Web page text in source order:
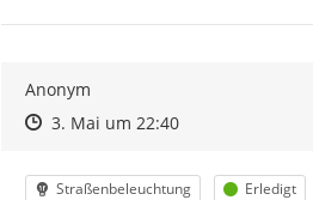
Anonym
Zeitpunkt des Erstellens
Zeitpunkt des Erstellens
3. Mai um 22:40Zur Äußerung
Kategorie
Straßenbeleuchtung Status
Erledigt